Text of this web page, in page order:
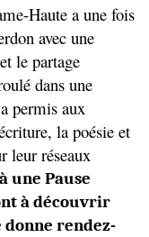
Haute a une fois
avec une
le partage
dans une
permis aux
la poésie et
une Pause
à découvrir
donne rendez-